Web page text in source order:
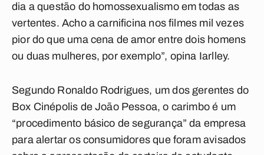
dia a questão do homossexualismo em todas as
vertentes. Acho a carnificina nos filmes mil vezes
pior do que uma cena de amor entre dois homens
ou duas mulheres, por exemplo”, opina Iarlley.
Segundo Ronaldo Rodrigues, um dos gerentes do
Box Cinépolis de João Pessoa, o carimbo é um
“procedimento básico de segurança” da empresa
para alertar os consumidores que foram avisados